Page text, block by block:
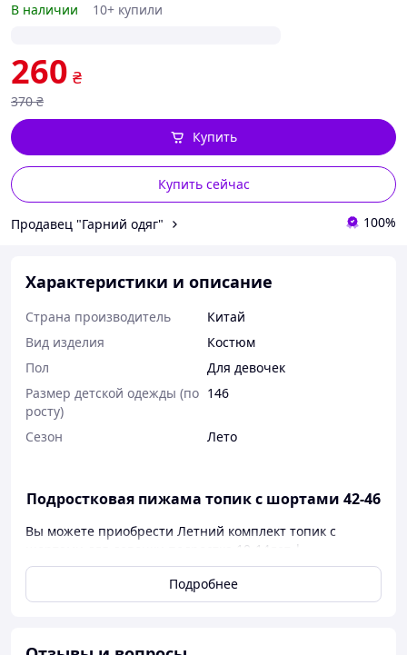
В наличии
10+ купили
260 ₴
370 ₴
Купить сейчас
Купить
Продавец "Гарний одяг" 100%
Характеристики и описание
Страна производитель
Китай
Вид изделия
Костюм
Пол
Для девочек
Размер детской одежды (по
росту)
146
Сезон Лето
Подростковая пижама топик с шортами 42-46
Вы можете приобрести Летний комплект топик с
шортами для девочки подростка 10-14лет |
Подростковый костюм с шортами на лето бамбук от
интернет-магазина "Гарний одяг" по приемлемой цене.
Быстрая доставка по Украине. Отправка в день заказа.
укороченная и шорты, пошита с бамбука.
Подробнее